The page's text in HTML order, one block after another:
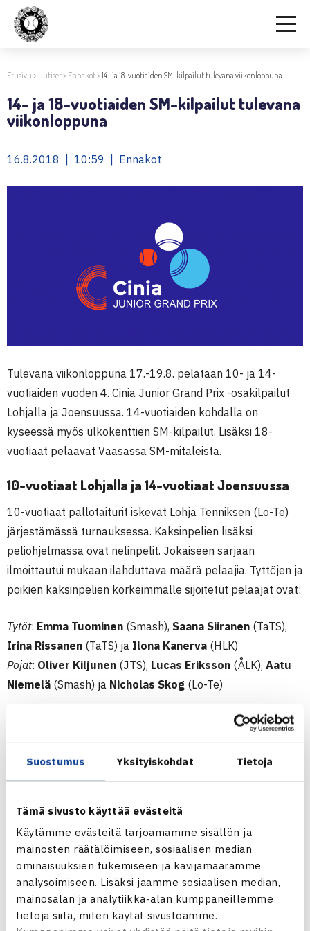
Suostumus Yksityiskohdat Tietoja
Tämä sivusto käyttää evästeitä
Käytämme evästeitä tarjoamamme sisällön ja
mainosten räätälöimiseen, sosiaalisen median
ominaisuuksien tukemiseen ja kävijämäärämme
analysoimiseen. Lisäksi jaamme sosiaalisen median,
mainosalan ja analytiikka-alan kumppaneillemme
tietoja siitä, miten käytät sivustoamme.
Etusivu > Uutiset> Ennakot>14- ja 18-vuotiaiden SM-kilpailut tulevana viikonloppuna
14- ja 18-vuotiaiden SM-kilpailut tulevana
viikonloppuna
16.8.2018 | 10:59 | Ennakot
Tulevana viikonloppuna 17.-19.8. pelataan 10- ja 14-
vuotiaiden vuoden 4. Cinia Junior Grand Prix -osakilpailut
Lohjalla ja Joensuussa. 14-vuotiaiden kohdalla on
kyseessä myös ulkokenttien SM-kilpailut. Lisäksi 18-
vuotiaat pelaavat Vaasassa SM-mitaleista.
10-vuotiaat Lohjalla ja 14-vuotiaat Joensuussa
10-vuotiaat pallotaiturit iskevät Lohja Tenniksen (Lo-Te)
järjestämässä turnauksessa. Kaksinpelien lisäksi
peliohjelmassa ovat nelinpelit. Jokaiseen sarjaan
ilmoittautui mukaan ilahduttava määrä pelaajia. Tyttöjen ja
poikien kaksinpelien korkeimmalle sijoitetut pelaajat ovat:
Tytöt: Emma Tuominen (Smash), Saana Siiranen (TaTS),
Irina Rissanen (TaTS) ja Ilona Kanerva (HLK)
Pojat: Oliver Kiljunen (JTS), Lucas Eriksson (ÅLK), Aatu
Niemelä (Smash) ja Nicholas Skog (Lo-Te)
Joensuussa Karjalan Tennis (KarTe) isännöi puolestaan
14-vuotiaiden SM-kilpailuja. SM-mitaleista pelataan
poikien ja tyttöjen kaksin- ja nelinpelissä sekä
sekanelinpelissä. Tyttöjen kaksinpelin kärkisijoitettuina
Inna(LTS) jaSofie Erlund (HVS). Poikien puolella kolme
kärkisijoitettua tulevat Åbo Lawn-Tennis Klubbin
suunnaltaOliver Byskata,Daniel Kotka jaAxel Eriksson
sekä neljänneksi sijoitettuna on Oulun Verkkopalloseuran
Andreas Sillaste.